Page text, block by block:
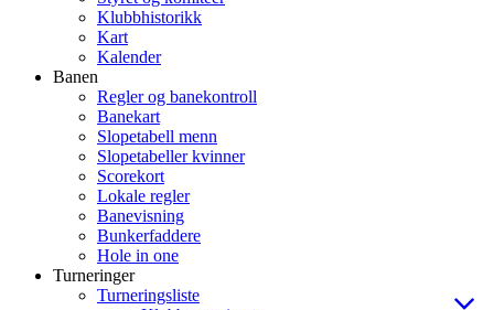
Klubbhistorikk
Kart
Kalender
Banen
Regler og banekontroll
Banekart
Slopetabell menn
Slopetabeller kvinner
Scorekort
Lokale regler
Banevisning
Bunkerfaddere
Hole in one
Turneringer
Turneringsliste